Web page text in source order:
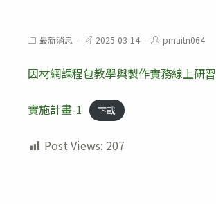
Post最新消息
Post2025-03-14
Post
author:
pmaitn064
因材網課程包教學與製作實務線上研習
實施計畫-1 下載
Post Views: 207